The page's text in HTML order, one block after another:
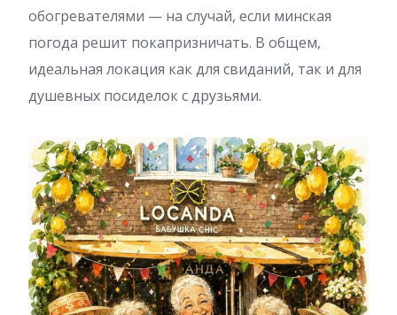
обогревателями — на случай, если минская
погода решит покапризничать. В общем,
идеальная локация как для свиданий, так и для
душевных посиделок с друзьями.